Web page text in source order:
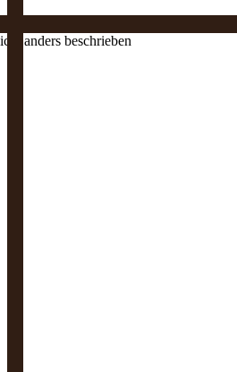
anders beschrieben